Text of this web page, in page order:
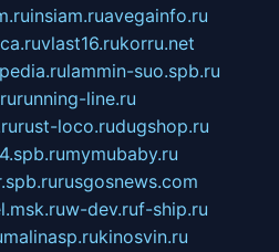
insiam.ruavegainfo.ru
vlast16.rukorru.net
lammin-suo.spb.ru
running-line.ru
rust-loco.rudugshop.ru
mymubaby.ru
rusgosnews.com
w-dev.ruf-ship.ru
malinasp.rukinosvin.ru